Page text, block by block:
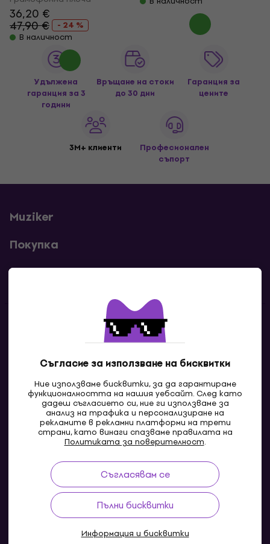
Съгласие за използване на бисквитки
Ние използваме бисквитки, за да гарантираме
функционалността на нашия уебсайт. След като
дадеш съгласието си, ние ги използваме за
анализ на трафика и персонализиране на
рекламите в рекламни платформи на трети
страни, като винаги спазваме правилата на
Политиката за поверителност.
Съгласявам се
Пълни бисквитки
Информация и бисквитки
36,20 €
47,90 €
- 24 %
В наличност
Удължена
гаранция за 3
години
Връщане на стоки
до 30 дни
Гаранция за
цените
3M+ клиенти
Професионален
съпорт
Muziker
Покупка
Полезни линкове
Контакти
MK